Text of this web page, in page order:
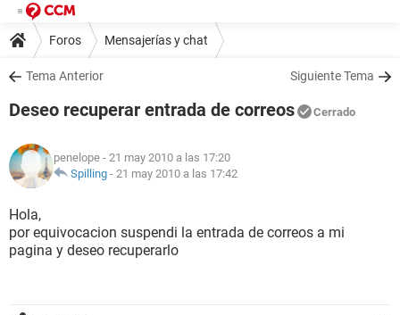
Foros Mensajerías y chat
Tema Anterior Siguiente Tema
Deseo recuperar entrada de correos Cerrado
penelope - 21 may 2010 a las 17:20
Spilling - 21 may 2010 a las 17:42
Hola,
por equivocacion suspendi la entrada de correos a mi
pagina y deseo recuperarlo